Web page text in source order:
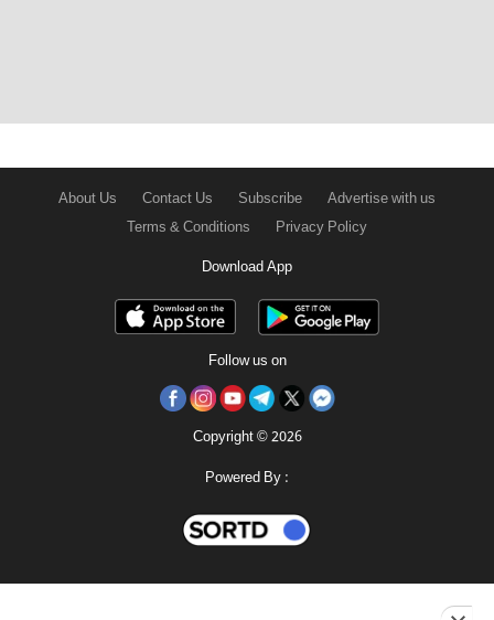
About Us Contact Us Subscribe
Advertise with us
Terms & Conditions
Privacy Policy
Download App
Follow us on
Copyright © 2026
Powered By :